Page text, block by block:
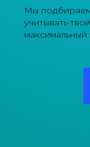
Мы
учитывать